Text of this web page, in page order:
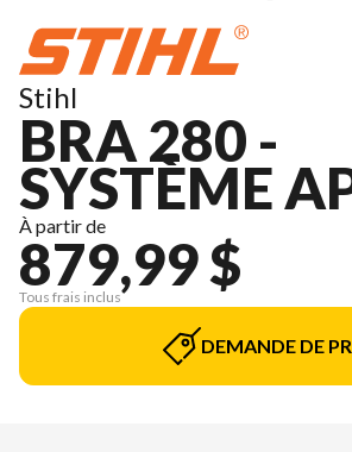
Stihl
BRA 280 -
SYSTÈME
À partir de
879,99 $
Tous frais inclus
DEMANDE DE